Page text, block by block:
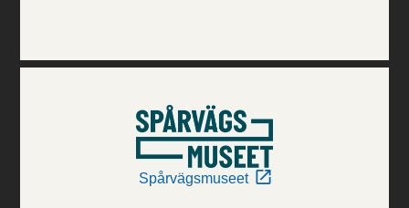
Spårvägsmuseet